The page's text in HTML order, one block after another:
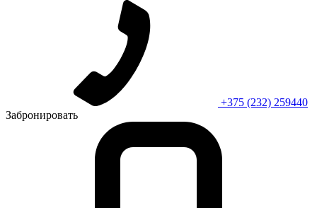
+375 (232) 259440
Забронировать